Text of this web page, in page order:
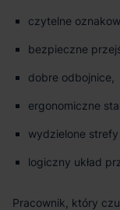
czytelne
bezpieczne
dobre odbojnice,
ergonomiczne
wydzielone strefy
logiczny układ